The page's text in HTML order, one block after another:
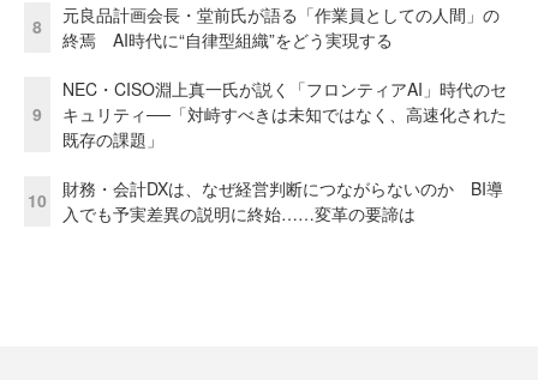
8
元良品計画会長・堂前氏が語る「作業員としての人間」の
終焉 AI時代に“自律型組織”をどう実現する
9
NEC・CISO淵上真一氏が説く「フロンティアAI」時代のセ
キュリティ──「対峙すべきは未知ではなく、高速化された
既存の課題」
10
財務・会計DXは、なぜ経営判断につながらないのか BI導
入でも予実差異の説明に終始……変革の要諦は